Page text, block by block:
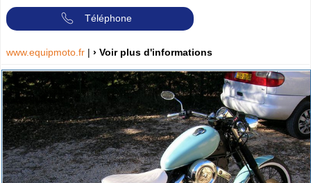
Téléphone
www.equipmoto.fr | › Voir plus d'informations